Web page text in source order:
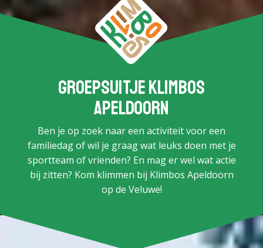
Groepsuitje Klimbos
Apeldoorn
Ben je op zoek naar een activiteit voor een
familiedag of wil je graag wat leuks doen met je
sportteam of vrienden? En mag er wel wat actie
bij zitten? Kom klimmen bij Klimbos Apeldoorn
op de Veluwe!